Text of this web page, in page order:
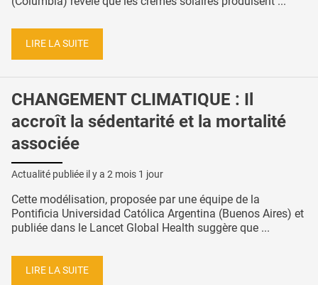
LIRE LA SUITE
CHANGEMENT CLIMATIQUE : Il
accroît la sédentarité et la mortalité
associée
Actualité publiée il y a 2 mois 1 jour
Cette modélisation, proposée par une équipe de la
Pontificia Universidad Católica Argentina (Buenos Aires) et
publiée dans le Lancet Global Health suggère que ...
LIRE LA SUITE